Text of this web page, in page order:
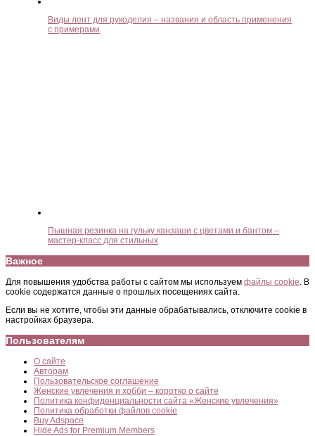
Виды лент для рукоделия – названия и область применения
с примерами
Пышная резинка на гульку канзаши с цветами и бантом –
мастер-класс для стильных
Важное
Для повышения удобства работы с сайтом мы используем файлы cookie. В
cookie содержатся данные о прошлых посещениях сайта.
Если вы не хотите, чтобы эти данные обрабатывались, отключите cookie в
настройках браузера.
Пользователям
О сайте
Авторам
Пользовательское соглашение
Женские увлечения и хобби – коротко о сайте
Политика конфиденциальности сайта «Женские увлечения»
Политика обработки файлов cookie
Buy Adspace
Hide Ads for Premium Members